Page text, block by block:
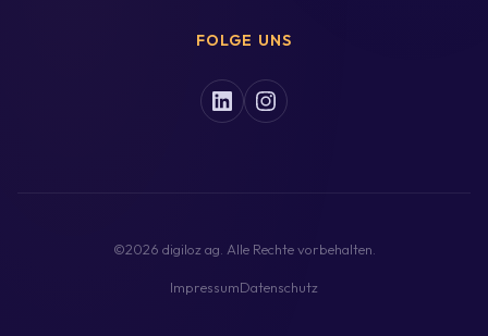
FOLGE UNS
©2026 digiloz ag. Alle Rechte vorbehalten.
ImpressumDatenschutz